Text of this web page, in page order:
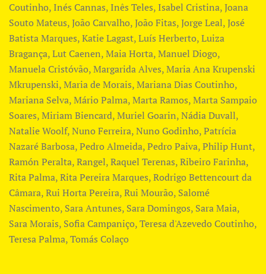
Coutinho, Inés Cannas, Inês Teles, Isabel Cristina, Joana
Souto Mateus, João Carvalho, João Fitas, ​Jorge Leal, José
Batista Marques, Katie Lagast, Luís Herberto​​, Luiza
Bragança, Lut Caenen, Maia Horta, Manuel Diogo,
Manuela Cristóvão, Margarida Alves, Maria Ana Krupenski
Mkrupenski, Maria de Morais, ​Mariana Dias Coutinho,
Mariana Selva, Mário Palma, Marta Ramos, ​Marta Sampaio
Soares, ​Miriam Biencard, Muriel Goarin, Nádia Duvall,
Natalie Woolf, Nuno Ferreira, Nuno Godinho, Patrícia
Nazaré Barbosa, Pedro Almeida, Pedro Paiva, Philip Hunt,
Ramón Peralta, Rangel, Raquel Terenas, Ribeiro Farinha,
Rita Palma, Rita Pereira Marques, Rodrigo Bettencourt da
Câmara, Rui Horta Pereira, Rui Mourão, ​Salomé
Nascimento, Sara Antunes, Sara Domingos, Sara Maia,
Sara Morais, Sofia Campaniço, Teresa d'Azevedo Coutinho,
Teresa Palma, Tomás Colaço